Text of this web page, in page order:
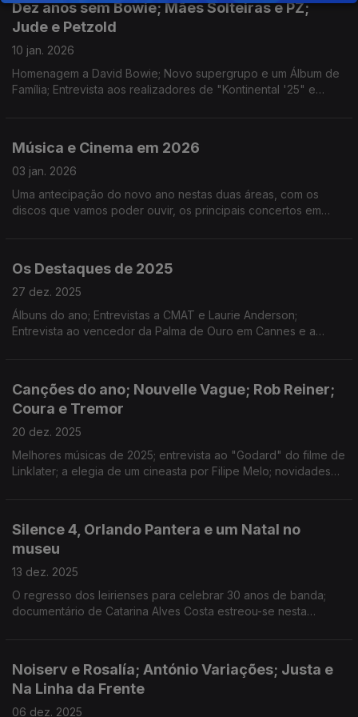
Dez anos sem Bowie; Mães Solteiras e PZ;
Jude e Petzold
10 jan. 2026
Homenagem a David Bowie; Novo supergrupo e um Álbum de
Família; Entrevista aos realizadores de "Kontinental '25" e
Música e Cinema em 2026
03 jan. 2026
Uma antecipação do novo ano nestas duas áreas, com os
discos que vamos poder ouvir, os principais concertos em
Os Destaques de 2025
27 dez. 2025
Álbuns do ano; Entrevistas a CMAT e Laurie Anderson;
Entrevista ao vencedor da Palma de Ouro em Cannes e a
Canções do ano; Nouvelle Vague; Rob Reiner;
Coura e Tremor
20 dez. 2025
Melhores músicas de 2025; entrevista ao "Godard" do filme de
Linklater; a elegia de um cineasta por Filipe Melo; novidades
Silence 4, Orlando Pantera e um Natal no
museu
13 dez. 2025
O regresso dos leirienses para celebrar 30 anos de banda;
documentário de Catarina Alves Costa estreou-se nesta
Noiserv e Rosalía; António Variações; Justa e
Na Linha da Frente
06 dez. 2025